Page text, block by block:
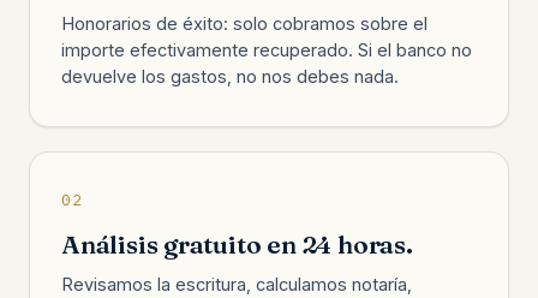
Honorarios de éxito: solo cobramos sobre el
importe efectivamente recuperado. Si el banco no
devuelve los gastos, no nos debes nada.
02
Análisis gratuito en 24 horas.
Revisamos la escritura, calculamos notaría,